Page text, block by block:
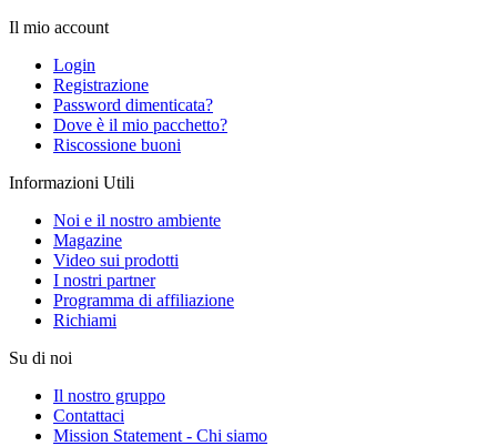
Il mio account
Login
Registrazione
Password dimenticata?
Dove è il mio pacchetto?
Riscossione buoni
Informazioni Utili
Noi e il nostro ambiente
Magazine
Video sui prodotti
I nostri partner
Programma di affiliazione
Richiami
Su di noi
Il nostro gruppo
Contattaci
Mission Statement - Chi siamo